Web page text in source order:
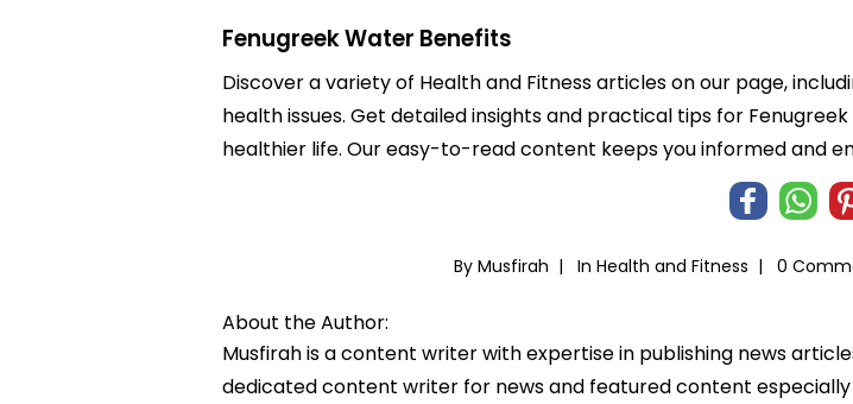
Fenugreek Water Benefits
Discover a variety of Health and Fitness articles on our page,
health issues. Get detailed insights and practical tips for
healthier life. Our easy-to-read content keeps you informed and
By Musfirah | In Health and Fitness | 0
About the Author:
Musfirah is a content writer with expertise in publishing news
dedicated content writer for news and featured content